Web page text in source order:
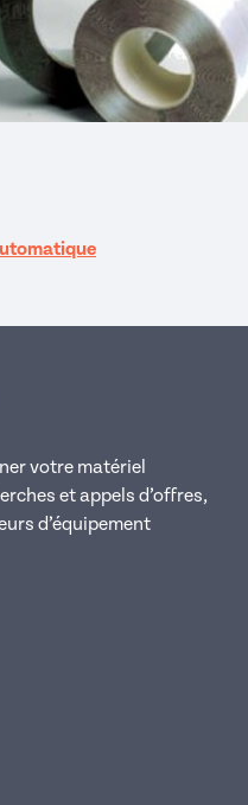
votre matériel
et appels d’offres,
d’équipement